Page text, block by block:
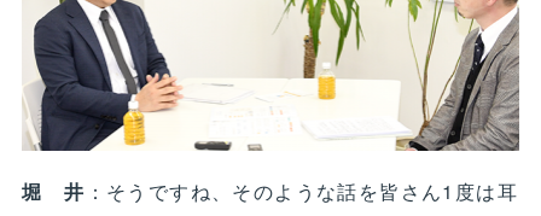
堀 井 ：そうですね、そのような話を皆さん1度は耳